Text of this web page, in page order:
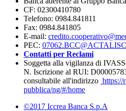
CF: 02300410780
Telefono: 0984.841811
Fax: 0984.841805
E-mail:
PEC:
Contatti per Reclami
Soggetta alla vigilanza di IVASS
N. Iscrizione al RUI:
consultabile all'indirizzo https://
pubblica/ng/#/home
©2017 Iccrea Banca S.p.A